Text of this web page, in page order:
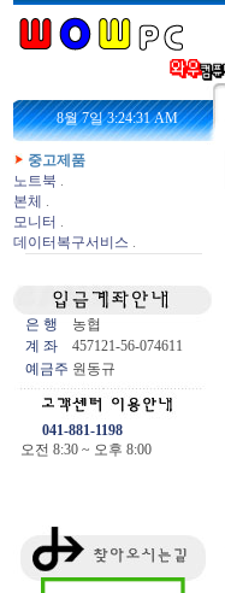
8월 7일 3:24:31 AM
중고제품
노트북 .
본체 .
모니터 .
데이터복구서비스 .
은 행
농협
계 좌
457121-56-074611
예금주 원동규
041-881-1198
오전 8:30 ~ 오후 8:00